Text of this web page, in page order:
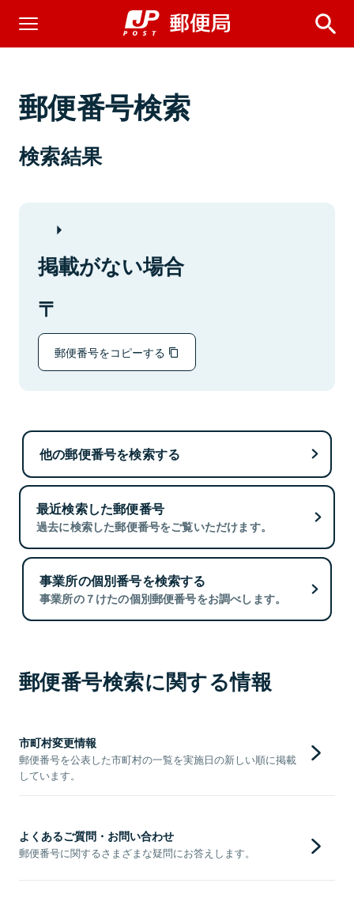
郵便番号検索
検索結果
掲載がない場合
郵便番号をコピーする
他の郵便番号を検索する
最近検索した郵便番号
過去に検索した郵便番号をご覧いただけます。
事業所の個別番号を検索する
事業所の７けたの個別郵便番号をお調べします。
郵便番号検索に関する情報
市町村変更情報
郵便番号を公表した市町村の一覧を実施日の新しい順に掲載
しています。
よくあるご質問・お問い合わせ
郵便番号に関するさまざまな疑問にお答えします。